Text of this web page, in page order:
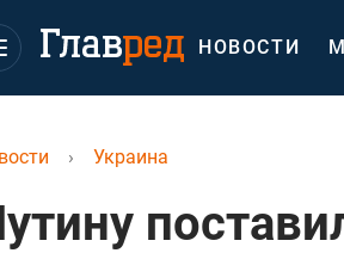
НОВОСТИ
› Украина